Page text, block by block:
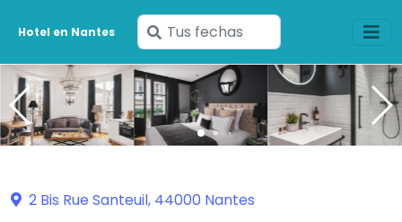
Hotel en Nantes
Ingresa
tus
fechas
2 Bis Rue Santeuil, 44000 Nantes